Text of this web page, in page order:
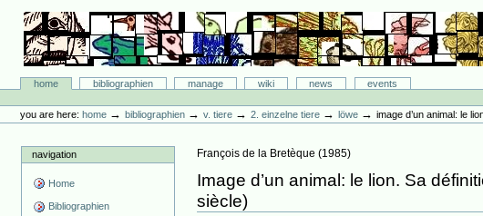
content.
navigation
Bibliographie-Portal
Sectionshome bibliographien manage wiki news
events
tools
you are here: home →bibliographien →v. tiere →2. einzelne tiere →löwe →image d’un animal: le
navigation
Home
Bibliographien
François de la Bretèque (1985)
Image d’un animal: le lion. Sa
siècle)